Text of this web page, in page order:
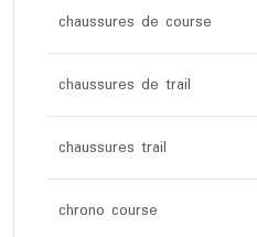
chaussures de course
chaussures de trail
chaussures trail
chrono course